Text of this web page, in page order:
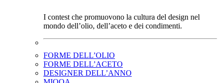
I contest che promuovono la cultura del design nel
mondo dell’olio, dell’aceto e dei condimenti.
FORME DELL’OLIO
FORME DELL’ACETO
DESIGNER DELL’ANNO